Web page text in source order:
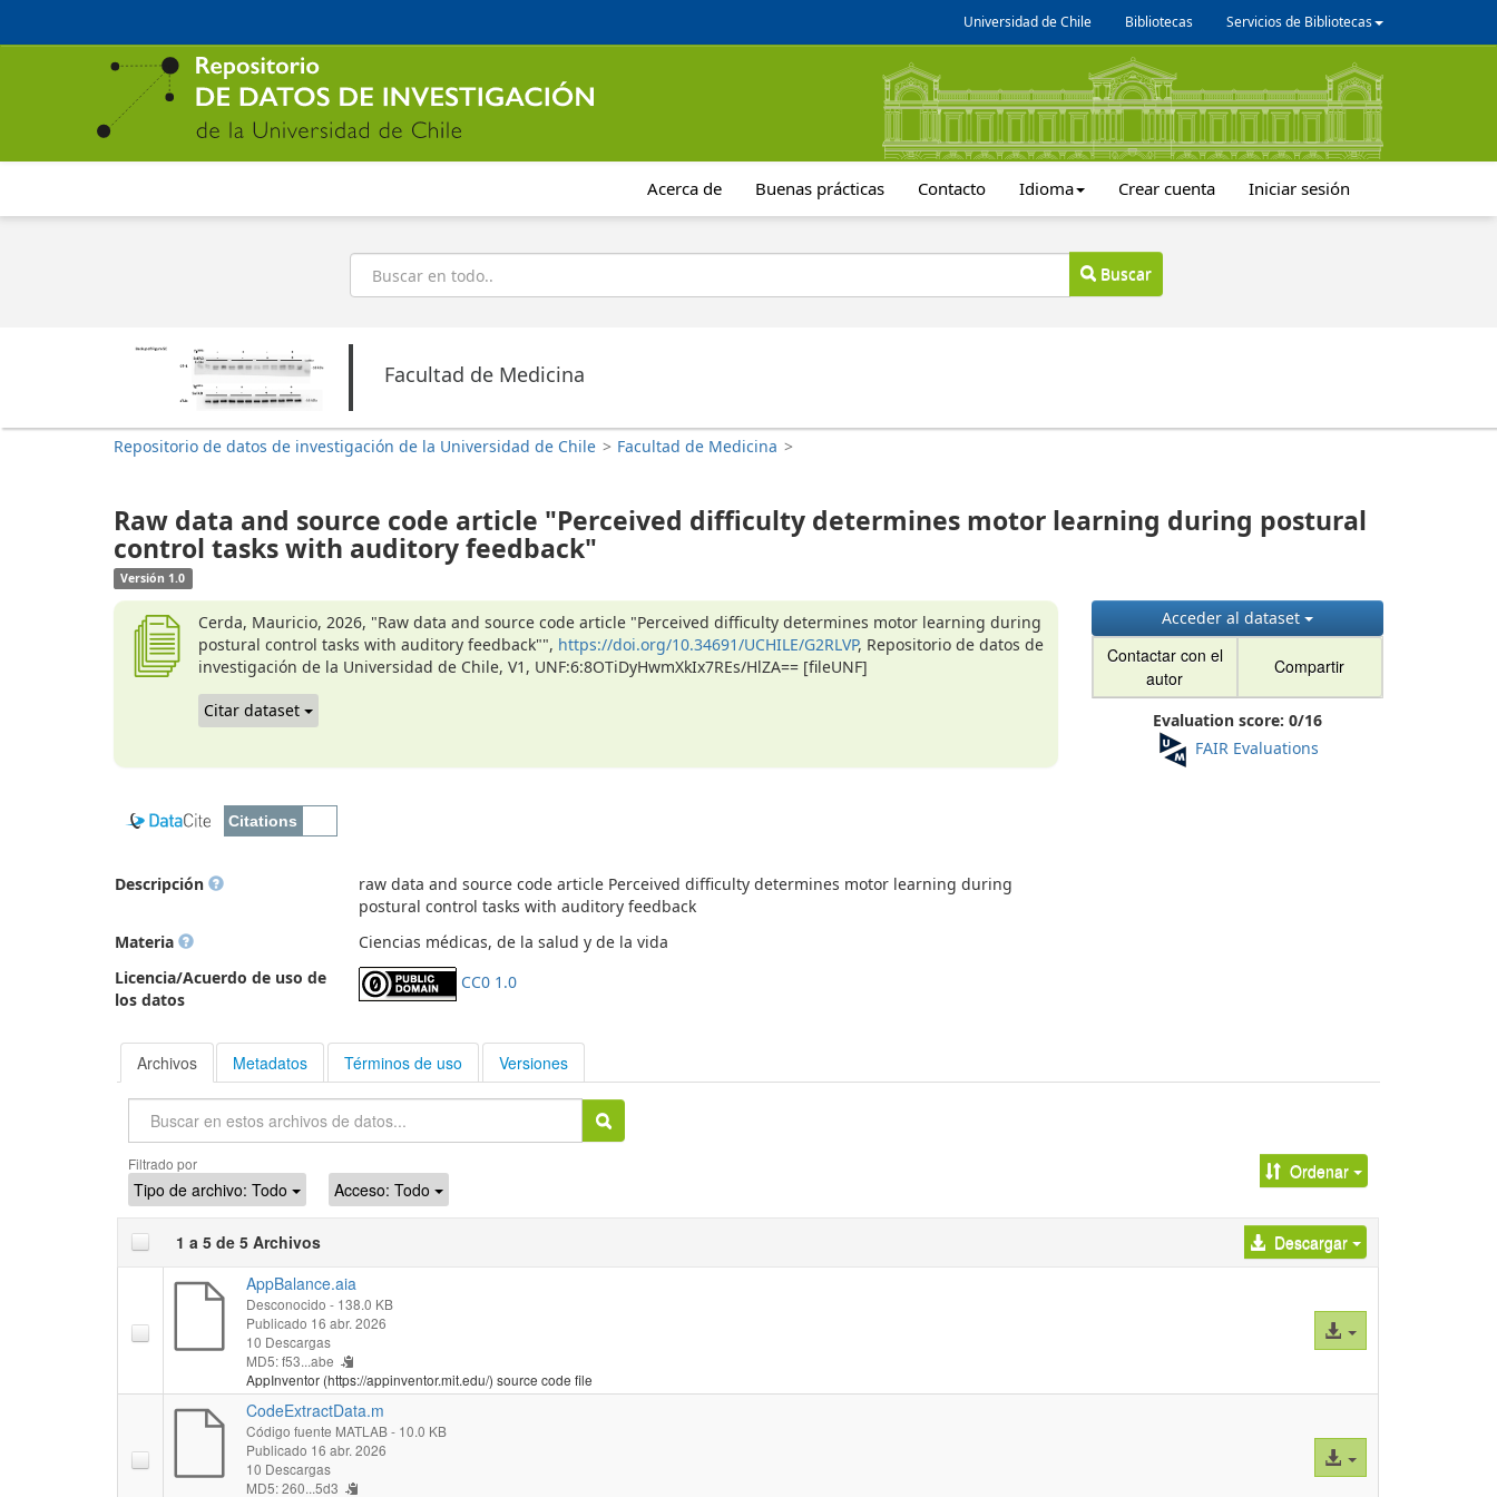
contenido
Universidad de Chile Bibliotecas Servicios de Bibliotecas
Acerca de Buenas prácticas Contacto Idioma Crear cuenta Iniciar sesión
Buscar
Buscar
Facultad de Medicina
Repositorio de datos de investigación de la Universidad de Chile > Facultad de Medicina >
Raw data and source code article "Perceived difficulty determines motor learning during postural
control tasks with auditory feedback"
Versión 1.0
Cerda, Mauricio, 2026, "Raw data and source code article "Perceived difficulty determines motor learning during
postural control tasks with auditory feedback"", https://doi.org/10.34691/UCHILE/G2RLVP, Repositorio de datos de
investigación de la Universidad de Chile, V1, UNF:6:8OTiDyHwmXkIx7REs/HlZA== [fileUNF]
Citar dataset
Acceder al dataset
Contactar con el
autor
Compartir
Evaluation score: 0/16
FAIR Evaluations
Descripción
raw data and source code article Perceived difficulty determines motor learning during
postural control tasks with auditory feedback
Materia
Ciencias médicas, de la salud y de la vida
Licencia/Acuerdo de uso de
los datos
CC0 1.0
Archivos Metadatos Términos de uso Versiones
Filtrado por
Tipo de archivo: Todo Acceso: Todo
Ordenar
1 a 5 de 5 Archivos
Descargar
AppBalance.aia
Desconocido - 138.0 KB
Publicado 16 abr. 2026
10 Descargas
MD5: f53...abe
AppInventor (https://appinventor.mit.edu/) source code file
Acceso
al
CodeExtractData.m
Código fuente MATLAB- 10.0 KB
Publicado 16 abr. 2026
10 Descargas
MD5: 260...5d3
Acceso
al